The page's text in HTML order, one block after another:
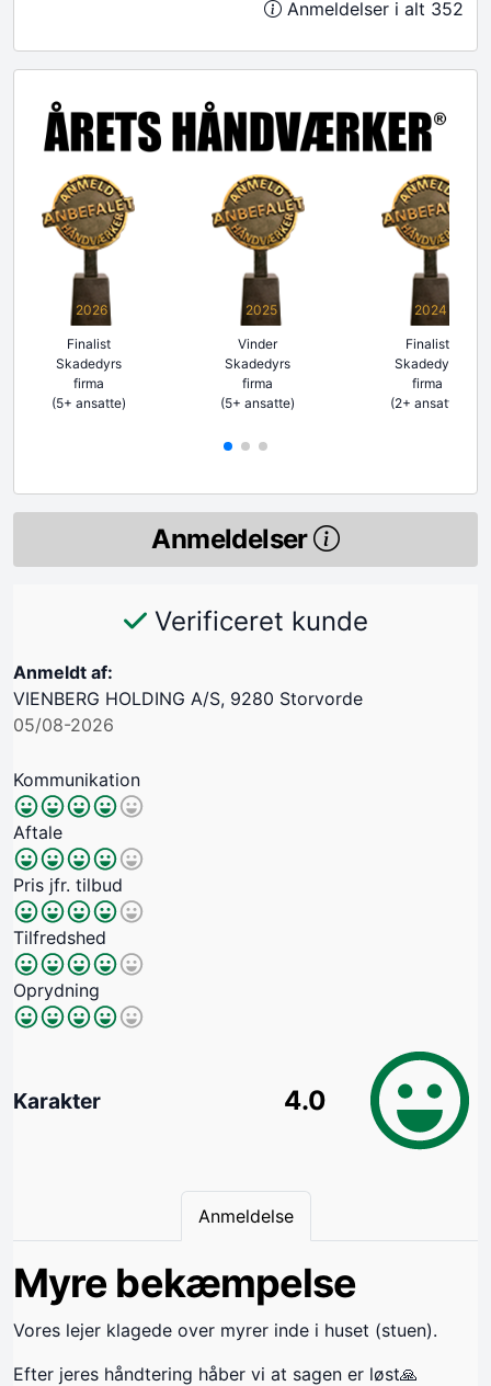
Anmeldelser i alt 352
2026
Finalist
Skadedyrs
firma
(5+ ansatte)
2025
Vinder
Skadedyrs
firma
(5+ ansatte)
2024
Finalist
Skadedyrs
firma
(2+ ansatte)
Anmeldelser
Verificeret kunde
Anmeldt af:
VIENBERG HOLDING A/S, 9280 Storvorde
05/08-2026
Kommunikation
Aftale
Pris jfr. tilbud
Tilfredshed
Oprydning
Karakter 4.0
Anmeldelse
Myre bekæmpelse
Vores lejer klagede over myrer inde i huset (stuen).
Efter jeres håndtering håber vi at sagen er løst🙏